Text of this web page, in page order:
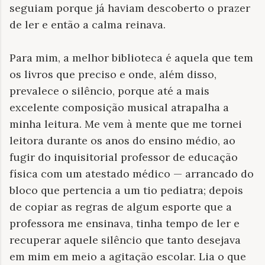
seguiam porque já haviam descoberto o prazer
de ler e então a calma reinava.
Para mim, a melhor biblioteca é aquela que tem
os livros que preciso e onde, além disso,
prevalece o silêncio, porque até a mais
excelente composição musical atrapalha a
minha leitura. Me vem à mente que me tornei
leitora durante os anos do ensino médio, ao
fugir do inquisitorial professor de educação
física com um atestado médico — arrancado do
bloco que pertencia a um tio pediatra; depois
de copiar as regras de algum esporte que a
professora me ensinava, tinha tempo de ler e
recuperar aquele silêncio que tanto desejava
em mim em meio a agitação escolar. Lia o que